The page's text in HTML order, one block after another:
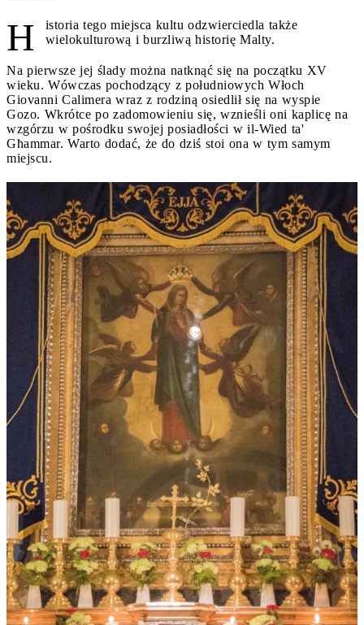
H
istoria tego miejsca kultu odzwierciedla także
wielokulturową i burzliwą historię Malty.
Na pierwsze jej ślady można natknąć się na początku XV
wieku. Wówczas pochodzący z południowych Włoch
Giovanni Calimera wraz z rodziną osiedlił się na wyspie
Gozo. Wkrótce po zadomowieniu się, wznieśli oni kaplicę na
wzgórzu w pośrodku swojej posiadłości w il-Wied ta'
Għammar. Warto dodać, że do dziś stoi ona w tym samym
miejscu.